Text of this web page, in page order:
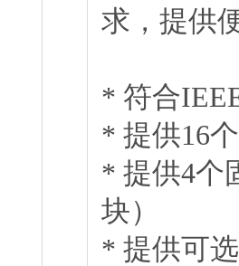
求，提供
* 符合
* 提供16
* 提供4个
块）
* 提供可